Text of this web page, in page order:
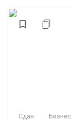
Сдан Бизнес